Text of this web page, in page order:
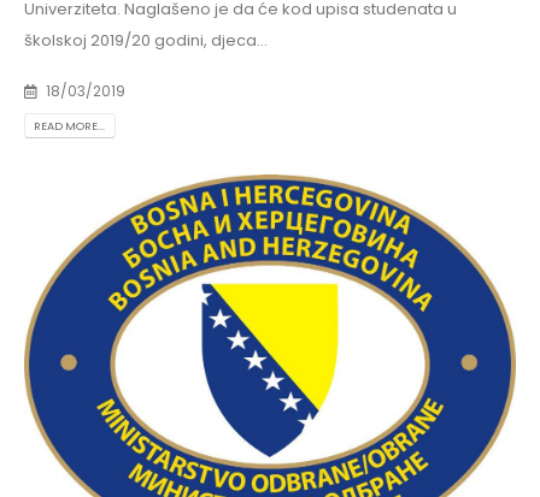
Univerziteta. Naglašeno je da će kod upisa studenata u
školskoj 2019/20 godini, djeca...
18/03/2019
READ MORE...